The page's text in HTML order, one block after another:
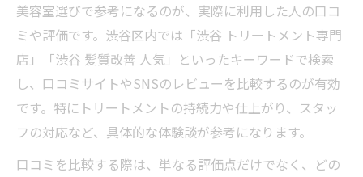
美容室選びで参考になるのが、実際に利用した人の口コ
ミや評価です。渋谷区内では「渋谷 トリートメント専門
店」「渋谷 髪質改善 人気」といったキーワードで検索
し、口コミサイトやSNSのレビューを比較するのが有効
です。特にトリートメントの持続力や仕上がり、スタッ
フの対応など、具体的な体験談が参考になります。
口コミを比較する際は、単なる評価点だけでなく、どの